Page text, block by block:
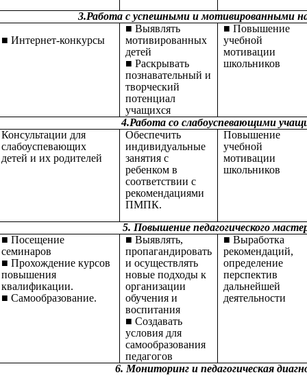
3.Работа с успешными и мотивированными
■ Интернет-конкурсы
■ Выявлять
мотивированных
детей
■ Раскрывать
познавательный и
творческий
потенциал
учащихся
■ Повышение
учебной
мотивации
школьников
4.Работа со слабоуспевающими
Консультации для
слабоуспевающих
детей и их родителей
Обеспечить
индивидуальные
занятия с
ребенком в
соответствии с
рекомендациями
ПМПК.
Повышение
учебной
мотивации
школьников
5. Повышение педагогического
■ Посещение
семинаров
■ Прохождение курсов
повышения
квалификации.
■ Самообразование.
■ Выявлять,
пропагандировать
и осуществлять
новые подходы к
организации
обучения и
воспитания
■ Создавать
условия для
самообразования
педагогов
■ Выработка
рекомендаций,
определение
перспектив
дальнейшей
деятельности
6. Мониторинг и педагогическая